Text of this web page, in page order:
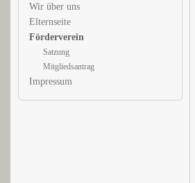
Wir über uns
Elternseite
Förderverein
Satzung
Mitgliedsantrag
Impressum